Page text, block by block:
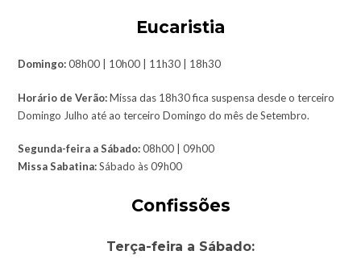
Eucaristia
Domingo:08h00 | 10h00 | 11h30 | 18h30
Horário de Verão:Missa das 18h30 fica suspensa desde o terceiro
Domingo Julho até ao terceiro Domingo do mês de Setembro.
Segunda-feira a Sábado:08h00 | 09h00
Missa Sabatina:Sábado às 09h00
Confissões
Terça-feira a Sábado: